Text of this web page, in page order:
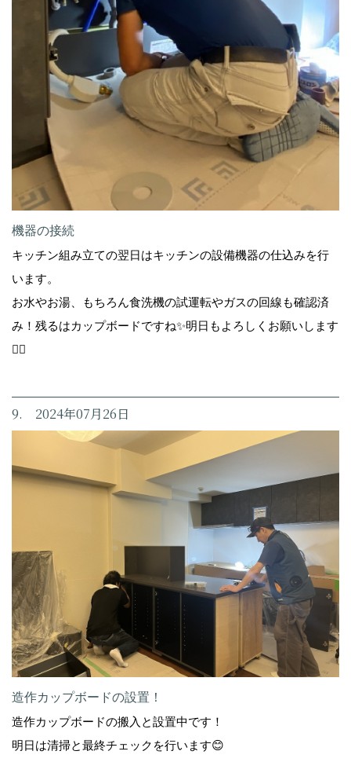
機器の接続
キッチン組み立ての翌日はキッチンの設備機器の仕込みを行
います。
お水やお湯、もちろん食洗機の試運転やガスの回線も確認済
み！残るはカップボードですね✨明日もよろしくお願いします
🙇‍♀️
9. 2024年07月26日
造作カップボードの設置！
造作カップボードの搬入と設置中です！
明日は清掃と最終チェックを行います😊